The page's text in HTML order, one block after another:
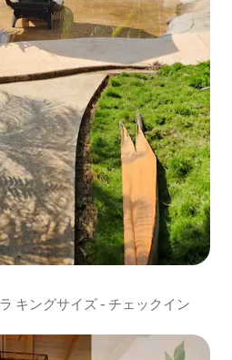
キングサイズ - チェックイン